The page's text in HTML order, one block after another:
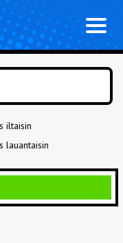
iltaisin
lauantaisin